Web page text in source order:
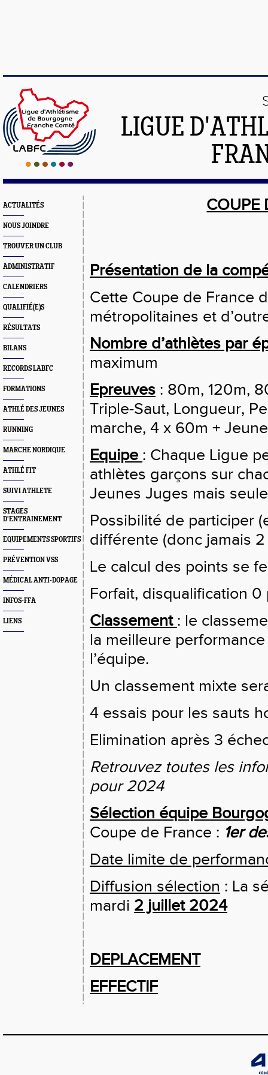
LIGUE
ACTUALITÉS
NOUS JOINDRE
TROUVER UN CLUB
ADMINISTRATIF
CALENDRIERS
QUALIFIÉ(E)S
RÉSULTATS
BILANS
RECORDS LABFC
FORMATIONS
ATHLÉ DES JEUNES
RUNNING
MARCHE NORDIQUE
ATHLÉ FIT
SUIVI ATHLETE
STAGES
D'ENTRAINEMENT
EQUIPEMENTS SPORTIFS
PRÉVENTION VSS
MÉDICAL ANTI-DOPAGE
INFOS-FFA
LIENS
COUPE
Présentation de la
Cette Coupe de France
métropolitaines et
Nombre d’athlètes par
maximum
Epreuves : 80m, 120m,
Triple-Saut, Longueur,
marche, 4 x 60m +
Equipe : Chaque Ligue
athlètes garçons sur
Jeunes Juges mais
Possibilité de participer
différente (donc jamais
Le calcul des points se
Forfait, disqualification
Classement : le
la meilleure
l’équipe.
Un classement mixte
4 essais pour les sauts
Elimination après 3
Retrouvez toutes les
pour 2024
Sélection équipe
Coupe de France : 1er
Date limite de
Diffusion sélection : La
mardi 2 juillet 2024
DEPLACEMENT
EFFECTIF